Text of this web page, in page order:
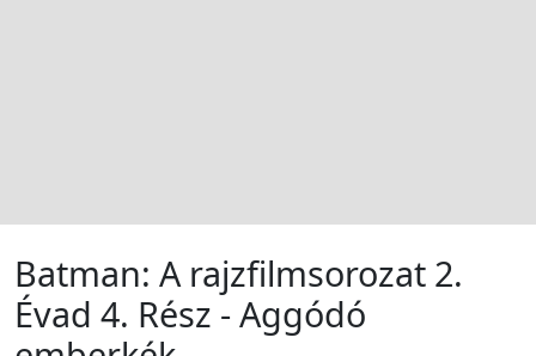
Batman: A rajzfilmsorozat 2.
Évad 4. Rész - Aggódó